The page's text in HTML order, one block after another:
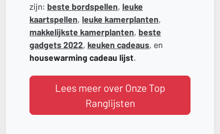
zijn: beste bordspellen, leuke
kaartspellen, leuke kamerplanten,
makkelijkste kamerplanten, beste
gadgets 2022, keuken cadeaus, en
housewarming cadeau lijst.
Lees meer over Onze Top
Ranglijsten